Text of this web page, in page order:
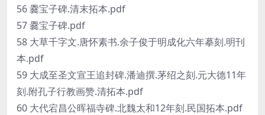
56 爨宝子碑.清末拓本.pdf
57 爨宝子碑.pdf
58 大草千字文.唐怀素书.余子俊于明成化六年摹刻.明刊
本.pdf
59 大成至圣文宣王追封碑.潘迪撰.茅绍之刻.元大德11年
刻.附孔子行教画赞.清拓本.pdf
60 大代宕昌公晖福寺碑.北魏太和12年刻.民国拓本.pdf